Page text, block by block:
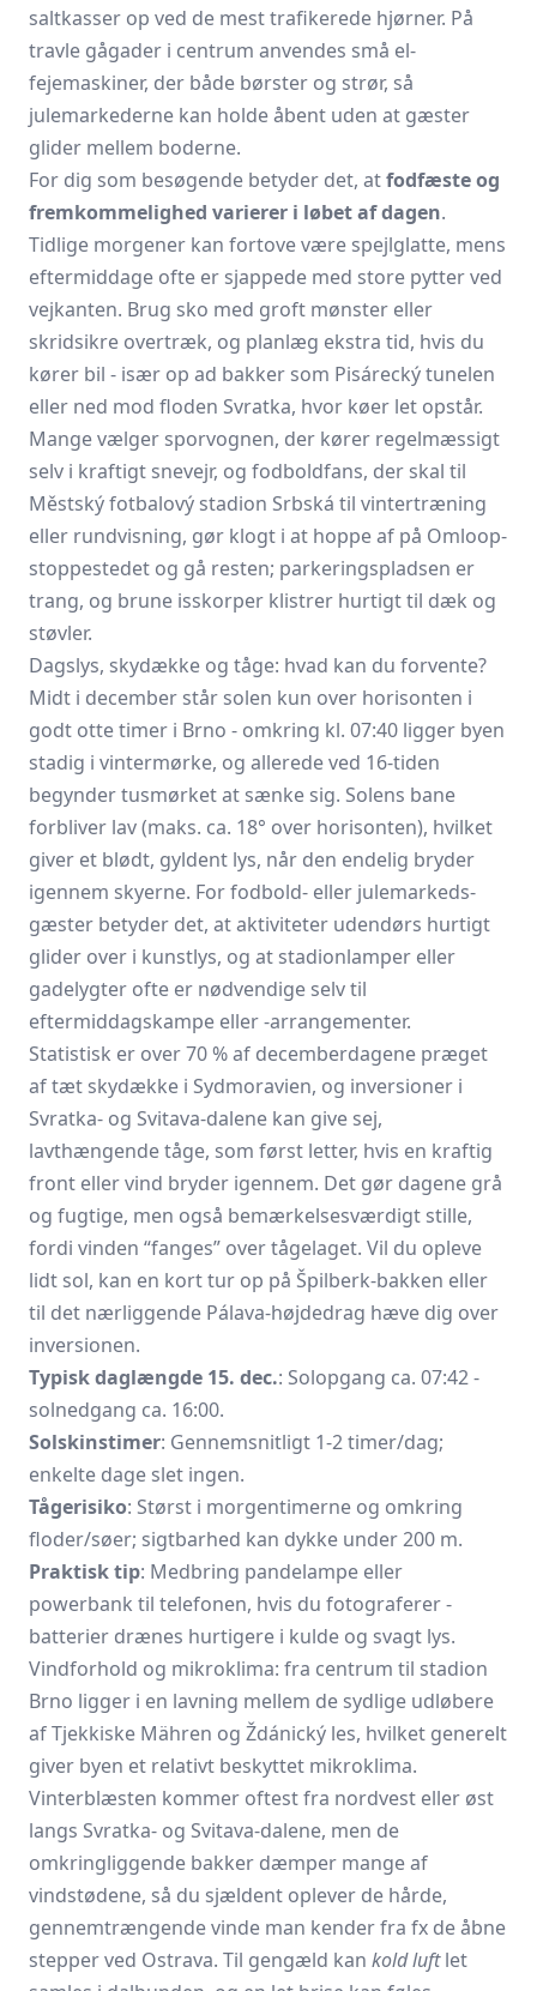
saltkasser op ved de mest trafikerede hjørner. På
travle gågader i centrum anvendes små el-
fejemaskiner, der både børster og strør, så
julemarkederne kan holde åbent uden at gæster
glider mellem boderne.
For dig som besøgende betyder det, atfodfæste og
fremkommelighed varierer i løbet af dagen.
Tidlige morgener kan fortove være spejlglatte, mens
eftermiddage ofte er sjappede med store pytter ved
vejkanten. Brug sko med groft mønster eller
skridsikre overtræk, og planlæg ekstra tid, hvis du
kører bil - især op ad bakker som Pisárecký tunelen
eller ned mod floden Svratka, hvor køer let opstår.
Mange vælger sporvognen, der kører regelmæssigt
selv i kraftigt snevejr, og fodboldfans, der skal til
Městský fotbalový stadion Srbská til vintertræning
eller rundvisning, gør klogt i at hoppe af på Omloop-
stoppestedet og gå resten; parkeringspladsen er
trang, og brune isskorper klistrer hurtigt til dæk og
støvler.
Dagslys, skydække og tåge: hvad kan du forvente?
Midt i december står solen kun over horisonten i
godt otte timer i Brno - omkring kl. 07:40 ligger byen
stadig i vintermørke, og allerede ved 16-tiden
begynder tusmørket at sænke sig. Solens bane
forbliver lav (maks. ca. 18° over horisonten), hvilket
giver et blødt, gyldent lys, når den endelig bryder
igennem skyerne. For fodbold- eller julemarkeds­
gæster betyder det, at aktiviteter udendørs hurtigt
glider over i kunstlys, og at stadionlamper eller
gadelygter ofte er nødvendige selv til
eftermiddagskampe eller -arrangementer.
Statistisk er over 70 % af decemberdagene præget
af tæt skydække i Sydmoravien, og inversioner i
Svratka- og Svitava-dalene kan give sej,
lavthængende tåge, som først letter, hvis en kraftig
front eller vind bryder igennem. Det gør dagene grå
og fugtige, men også bemærkelses­værdigt stille,
fordi vinden “fanges” over tågelaget. Vil du opleve
lidt sol, kan en kort tur op på Špilberk-bakken eller
til det nærliggende Pálava-højdedrag hæve dig over
inversionen.
Typisk daglængde 15. dec.: Solopgang ca. 07:42 -
solnedgang ca. 16:00.
Solskinstimer: Gennemsnitligt 1-2 timer/dag;
enkelte dage slet ingen.
Tågerisiko: Størst i morgen­timerne og omkring
floder/søer; sigtbarhed kan dykke under 200 m.
Praktisk tip: Medbring pandelampe eller
powerbank til telefonen, hvis du fotograferer -
batterier drænes hurtigere i kulde og svagt lys.
Vindforhold og mikroklima: fra centrum til stadion
Brno ligger i en lavning mellem de sydlige udløbere
af Tjekkiske Mähren og Ždánický les, hvilket generelt
giver byen et relativt beskyttet mikroklima.
Vinterblæsten kommer oftest fra nordvest eller øst
langs Svratka- og Svitava-dalene, men de
omkringliggende bakker dæmper mange af
vindstødene, så du sjældent oplever de hårde,
gennemtrængende vinde man kender fra fx de åbne
stepper ved Ostrava. Til gengæld kan kold luftlet